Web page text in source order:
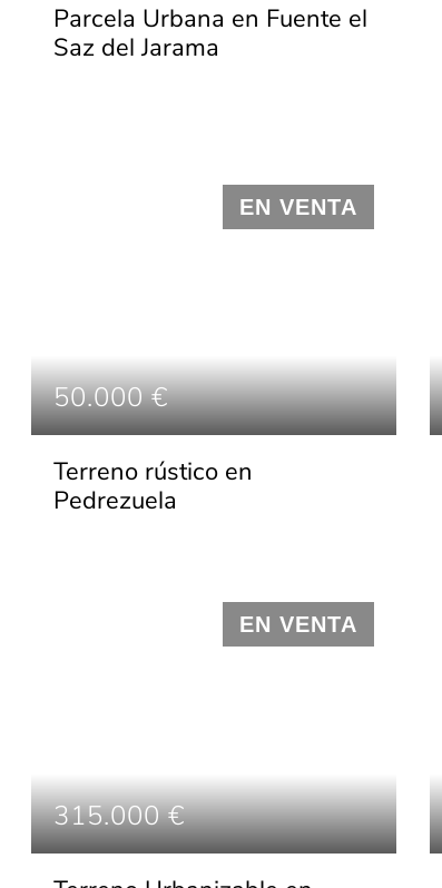
Parcela Urbana en Fuente el
Saz del Jarama
EN VENTA
50.000 €
Terreno rústico en
Pedrezuela
EN VENTA
315.000 €